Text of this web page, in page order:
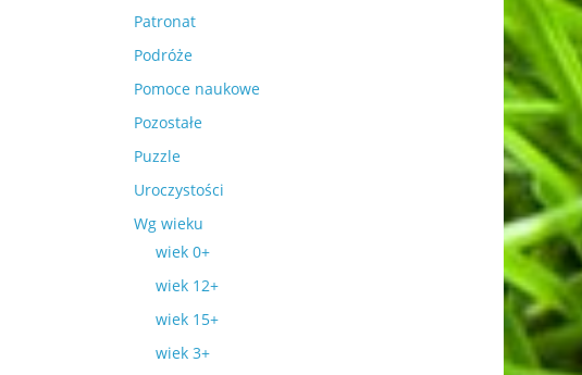
Patronat
Podróże
Pomoce naukowe
Pozostałe
Puzzle
Uroczystości
Wg wieku
wiek 0+
wiek 12+
wiek 15+
wiek 3+